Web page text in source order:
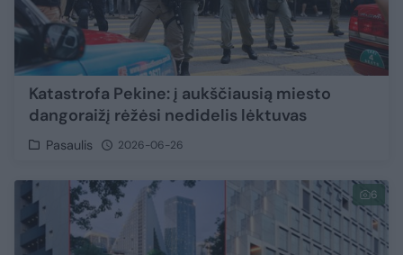
Katastrofa Pekine: į aukščiausią miesto
dangoraižį rėžėsi nedidelis lėktuvas
Pasaulis 2026-06-26
6